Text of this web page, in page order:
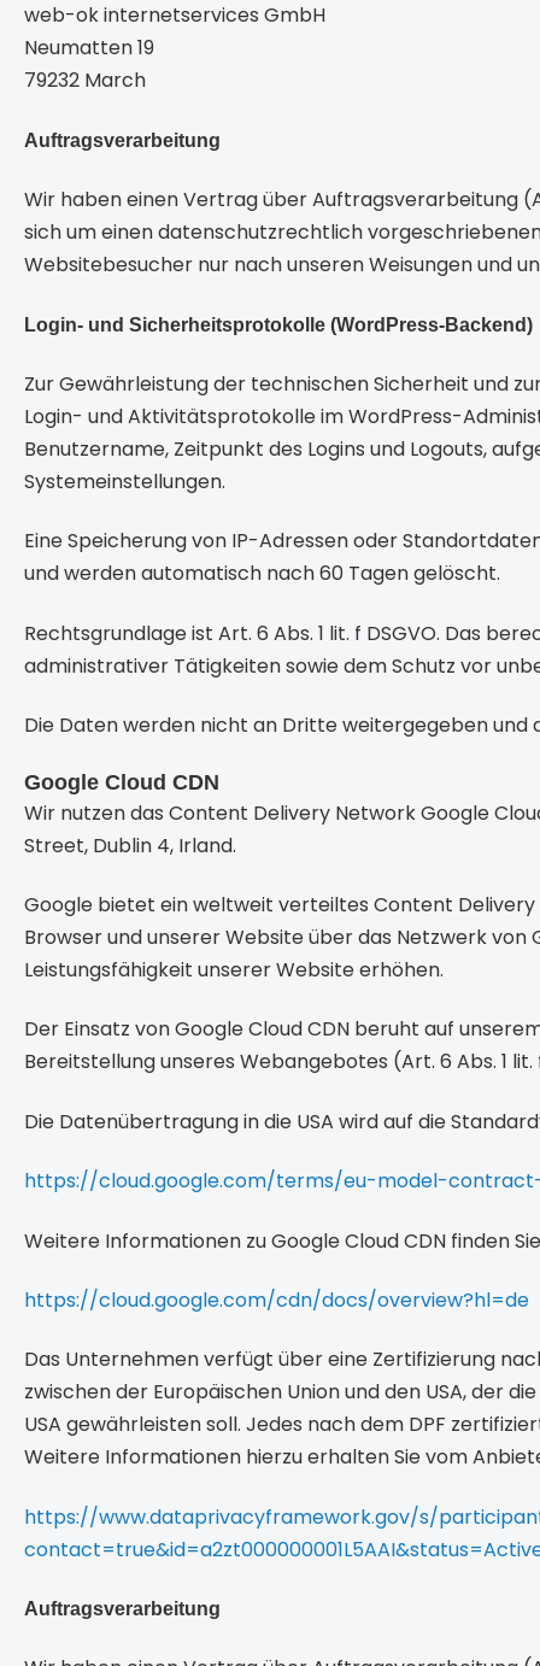
web-ok internetservices GmbH
Neumatten 19
79232 March
Auftragsverarbeitung
Wir haben einen Vertrag über Auftragsverarbeitung
sich um einen datenschutzrechtlich
Websitebesucher nur nach unseren Weisungen und
Login- und Sicherheitsprotokolle (WordPress-Backend)
Zur Gewährleistung der technischen Sicherheit und
Login- und Aktivitätsprotokolle im WordPress-
Benutzername, Zeitpunkt des Logins und Logouts,
Systemeinstellungen.
Eine Speicherung von IP-Adressen oder
und werden automatisch nach 60 Tagen gelöscht.
Rechtsgrundlage ist Art. 6 Abs. 1 lit. f DSGVO. Das
administrativer Tätigkeiten sowie dem Schutz vor
Die Daten werden nicht an Dritte weitergegeben
Google Cloud CDN
Wir nutzen das Content Delivery Network Google
Street, Dublin 4, Irland.
Google bietet ein weltweit verteiltes Content
Browser und unserer Website über das Netzwerk
Leistungsfähigkeit unserer Website erhöhen.
Der Einsatz von Google Cloud CDN beruht auf
Bereitstellung unseres Webangebotes (Art. 6 Abs. 1 lit.
Die Datenübertragung in die USA wird auf die
https://cloud.google.com/terms/eu-model-
Weitere Informationen zu Google Cloud CDN finden
https://cloud.google.com/cdn/docs/overview?hl=de
Das Unternehmen verfügt über eine Zertifizierung
zwischen der Europäischen Union und den USA, der
USA gewährleisten soll. Jedes nach dem DPF
Weitere Informationen hierzu erhalten Sie vom
https://www.dataprivacyframework.gov/s/
Auftragsverarbeitung